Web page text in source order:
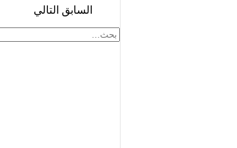
السابق التالي